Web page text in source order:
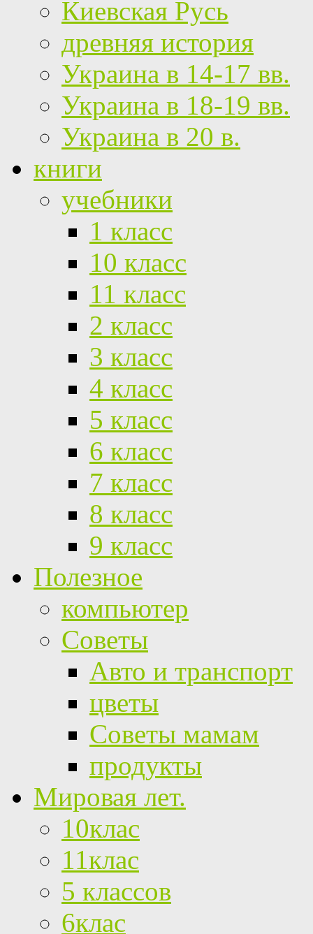
Киевская Русь
древняя история
Украина в 14-17 вв.
Украина в 18-19 вв.
Украина в 20 в.
книги
учебники
1 класс
10 класс
11 класс
2 класс
3 класс
4 класс
5 класс
6 класс
7 класс
8 класс
9 класс
Полезное
компьютер
Советы
Авто и транспорт
цветы
Советы мамам
продукты
Мировая лет.
10клас
11клас
5 классов
6клас